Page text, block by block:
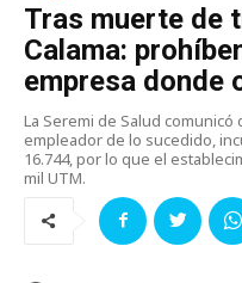
Tras muerte de
Calama:
empresa donde
La Seremi de Salud
empleador de lo sucedido,
16.744, por lo que el
mil UTM.